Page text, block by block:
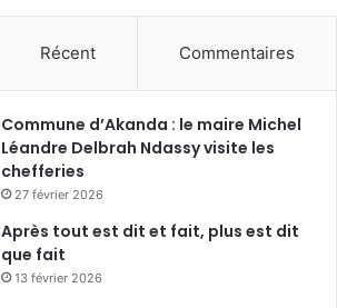
Récent Commentaires
Commune d’Akanda : le maire Michel
Léandre Delbrah Ndassy visite les
chefferies
27 février 2026
Après tout est dit et fait, plus est dit
que fait
13 février 2026